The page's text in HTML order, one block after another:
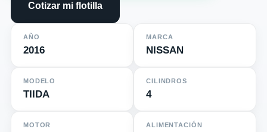
Cotizar mi flotilla
AÑO
2016
MARCA
NISSAN
MODELO
TIIDA
CILINDROS
4
MOTOR ALIMENTACIÓN